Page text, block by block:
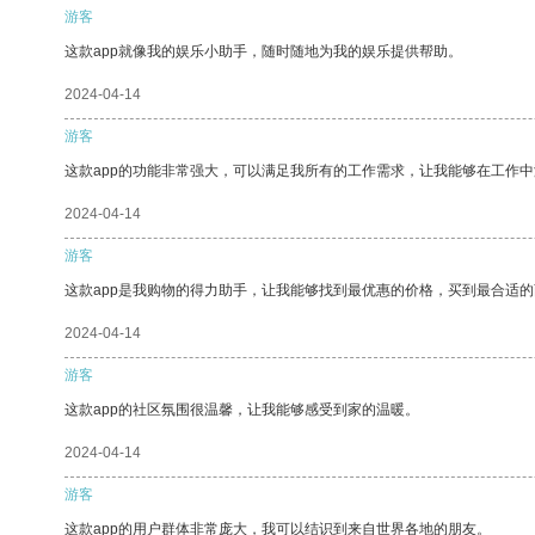
游客
这款app就像我的娱乐小助手，随时随地为我的娱乐提供帮助。
2024-04-14
游客
这款app的功能非常强大，可以满足我所有的工作需求，让我能够在工作中
2024-04-14
游客
这款app是我购物的得力助手，让我能够找到最优惠的价格，买到最合适的
2024-04-14
游客
这款app的社区氛围很温馨，让我能够感受到家的温暖。
2024-04-14
游客
这款app的用户群体非常庞大，我可以结识到来自世界各地的朋友。